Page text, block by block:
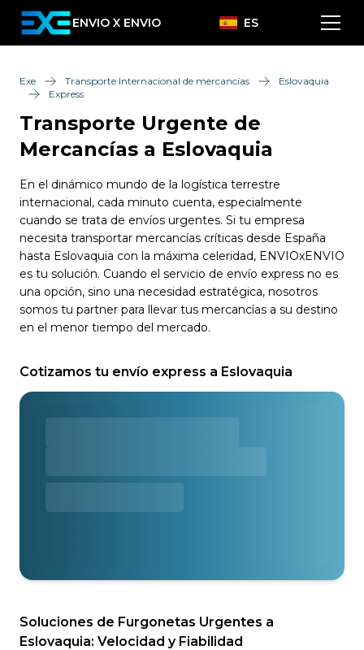
ENVIO X ENVIO ES
Exe Transporte Internacional de mercancías
Eslovaquia
Express
Transporte Urgente de
Mercancías a Eslovaquia
En el dinámico mundo de la logística terrestre
internacional, cada minuto cuenta, especialmente
cuando se trata de envíos urgentes. Si tu empresa
necesita transportar mercancías críticas desde España
hasta Eslovaquia con la máxima celeridad, ENVIOxENVIO
es tu solución. Cuando el servicio de envío express no es
una opción, sino una necesidad estratégica, nosotros
somos tu partner para llevar tus mercancías a su destino
en el menor tiempo del mercado.
Cotizamos tu envío express a Eslovaquia
Soluciones de Furgonetas Urgentes a
Eslovaquia: Velocidad y Fiabilidad